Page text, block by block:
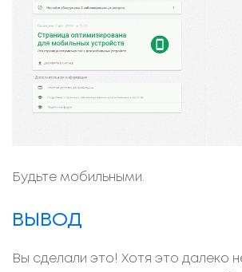
Будьте мобильными.
ВЫВОД
Вы сделали это! Хотя это далеко